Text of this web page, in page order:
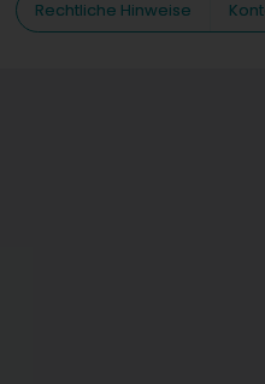
Rechtliche Hinweise